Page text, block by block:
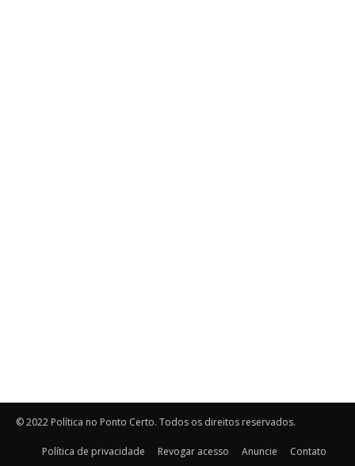
© 2022 Política no Ponto Certo. Todos os direitos reservados.
Política de privacidade Revogar acesso Anuncie Contato